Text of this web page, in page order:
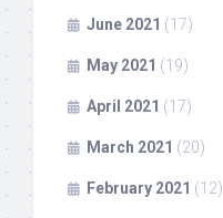
June 2021 (17)
May 2021 (19)
April 2021 (17)
March 2021 (20)
February 2021 (12)